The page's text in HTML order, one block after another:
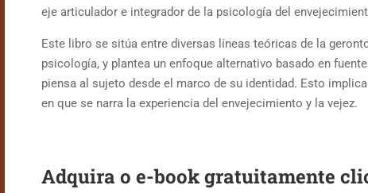
eje articulador e integrador de la psicología del
Este libro se sitúa entre diversas líneas teóricas de la
psicología, y plantea un enfoque alternativo basado en
piensa al sujeto desde el marco de su identidad. Esto
en que se narra la experiencia del envejecimiento y la vejez.
Adquira o e-book gratuitamente